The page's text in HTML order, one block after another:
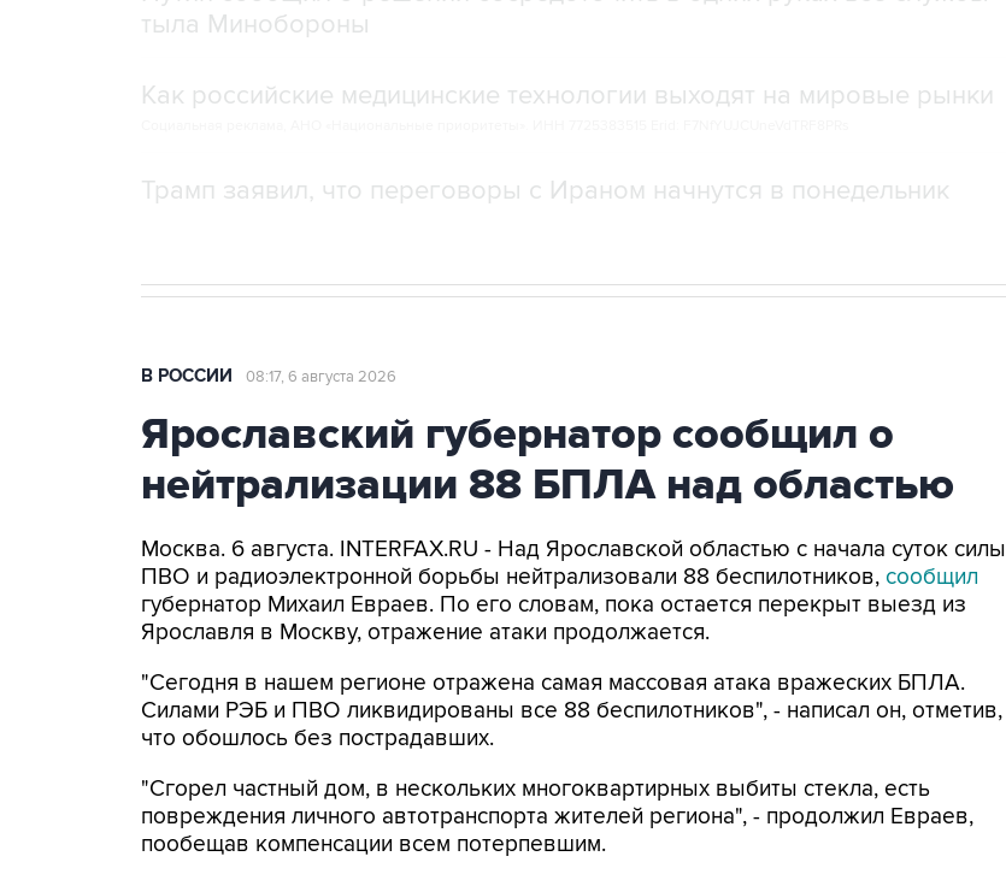
тыла Минобороны
Как российские медицинские технологии выходят на мировые рынки
Трамп заявил, что переговоры с Ираном начнутся в понедельник
В РОССИИ 08:17, 6 августа 2026
Ярославский губернатор сообщил о
нейтрализации 88 БПЛА над областью
Москва. 6 августа. INTERFAX.RU - Над Ярославской областью с начала суток силы
ПВО и радиоэлектронной борьбы нейтрализовали 88 беспилотников, сообщил
губернатор Михаил Евраев. По его словам, пока остается перекрыт выезд из
Ярославля в Москву, отражение атаки продолжается.
"Сегодня в нашем регионе отражена самая массовая атака вражеских БПЛА.
Силами РЭБ и ПВО ликвидированы все 88 беспилотников", - написал он, отметив,
что обошлось без пострадавших.
"Сгорел частный дом, в нескольких многоквартирных выбиты стекла, есть
повреждения личного автотранспорта жителей региона", - продолжил Евраев,
пообещав компенсации всем потерпевшим.